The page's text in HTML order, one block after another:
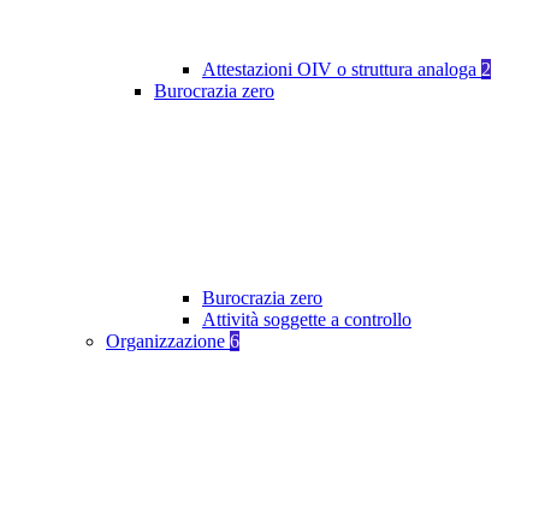
Attestazioni OIV o struttura analoga 2
Burocrazia zero
Burocrazia zero
Attività soggette a controllo
Organizzazione 6